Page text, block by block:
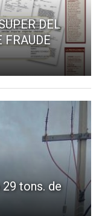
DEL
FRAUDE
tons. de